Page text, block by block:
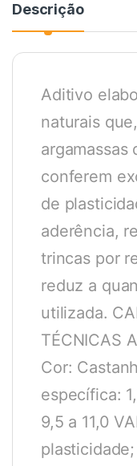
Descrição
Aditivo
naturais
argamassas
conferem
de
aderência,
trincas por
reduz a
utilizada.
TÉCNICAS
Cor:
específica:
9,5 a 11,0